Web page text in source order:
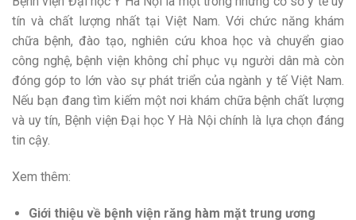
tín và chất lượng nhất tại Việt Nam. Với chức năng khám
chữa bệnh, đào tạo, nghiên cứu khoa học và chuyển giao
công nghệ, bệnh viện không chỉ phục vụ người dân mà còn
đóng góp to lớn vào sự phát triển của ngành y tế Việt Nam.
Nếu bạn đang tìm kiếm một nơi khám chữa bệnh chất lượng
và uy tín, Bệnh viện Đại học Y Hà Nội chính là lựa chọn đáng
tin cậy.
Xem thêm:
Giới thiệu về bệnh viện răng hàm mặt trung ương